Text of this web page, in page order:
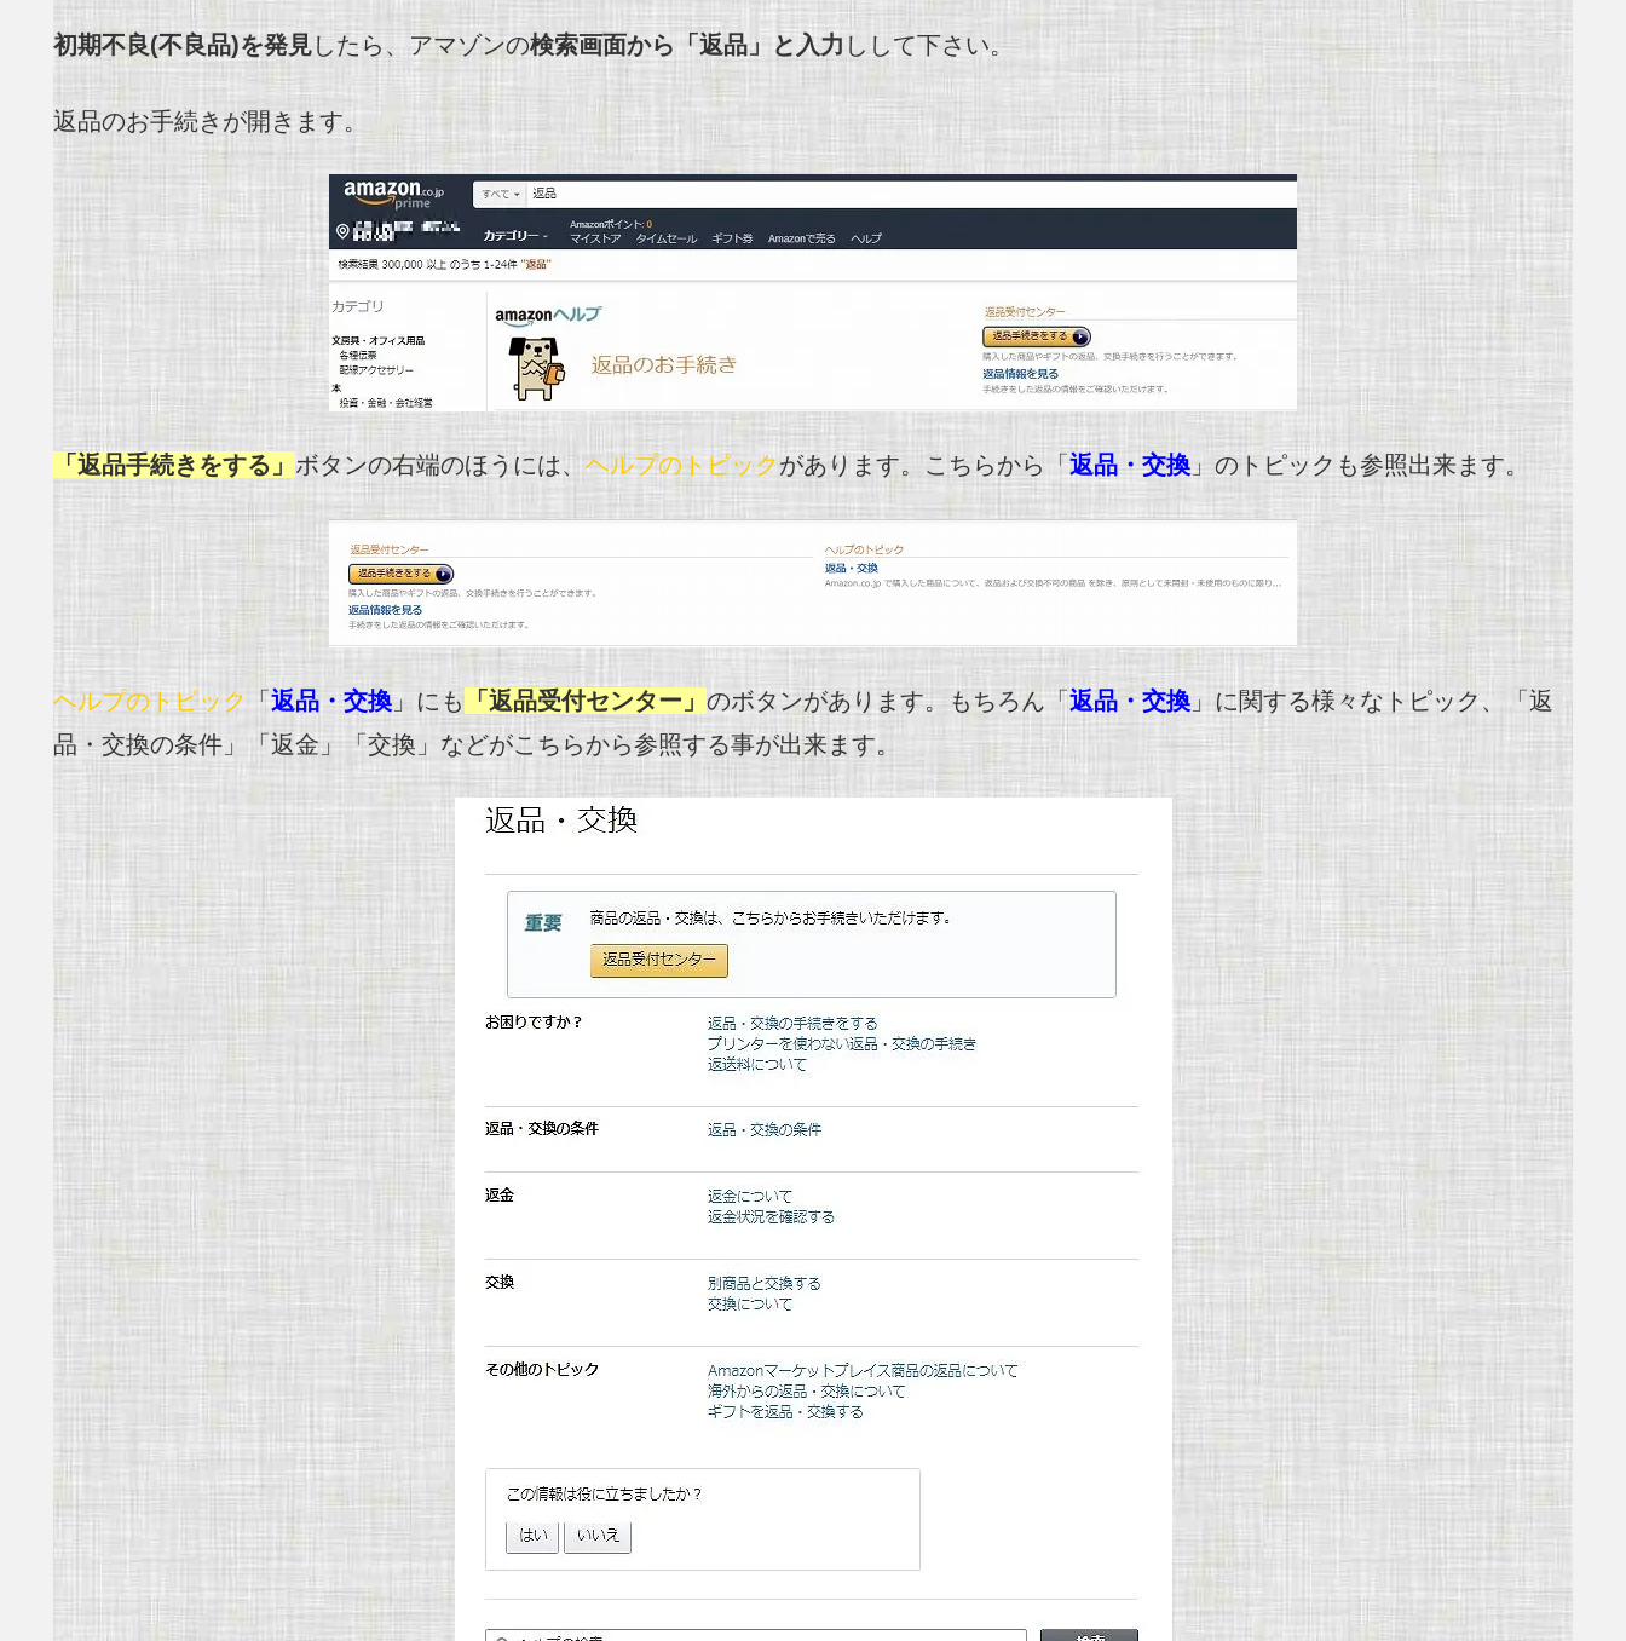
初期不良(不良品)を発見したら、アマゾンの検索画面から「返品」と入力 しして下さい。
返品のお手続きが開きます。
「返品手続きをする」 ボタンの右端のほうには、 ヘルプのトピックがあります。こちらから「 返品・交換 」のトピックも参照出来ます。
ヘルプのトピック 「 返品・交換 」にも 「返品受付センター」 のボタンがあります。もちろん「 返品・交換 」に関する様々なトピック、「返
品・交換の条件」「返金」「交換」などがこちらから参照する事が出来ます。